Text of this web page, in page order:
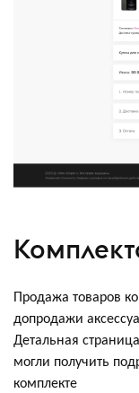
Продажа товаров
допродажи
Детальная
могли получить
комплекте